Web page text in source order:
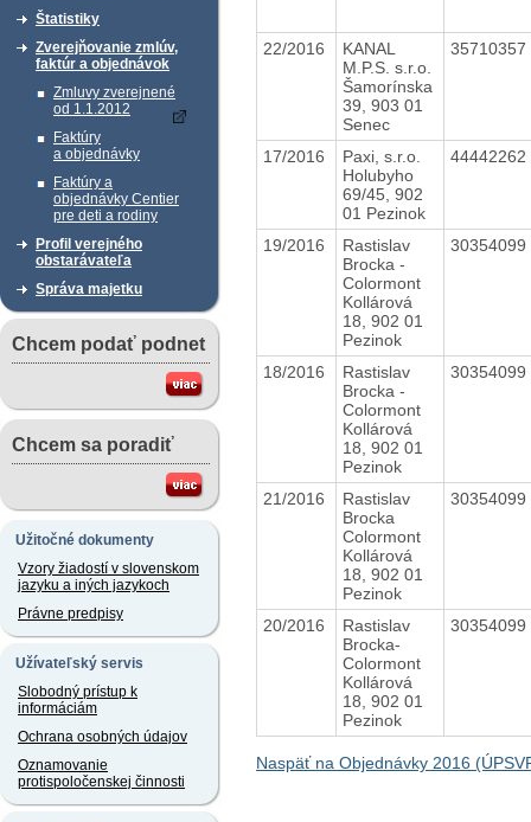
Štatistiky
Zverejňovanie zmlúv,
faktúr a objednávok
Zmluvy zverejnené
od 1.1.2012
Faktúry
a objednávky
Faktúry a
objednávky Centier
pre deti a rodiny
Profil verejného
obstarávateľa
Správa majetku
Chcem podať podnet
Chcem sa poradiť
Užitočné dokumenty
Vzory žiadostí v slovenskom
jazyku a iných jazykoch
Právne predpisy
Užívateľský servis
Slobodný prístup k
informáciám
Ochrana osobných údajov
Oznamovanie
protispoločenskej činnosti
22/2016
KANAL
M.P.S. s.r.o.
Šamorínska
39, 903 01
Senec
35710357
17/2016
Paxi, s.r.o.
Holubyho
69/45, 902
01 Pezinok
44442262
19/2016
Rastislav
Brocka -
Colormont
Kollárová
18, 902 01
Pezinok
30354099
18/2016
Rastislav
Brocka -
Colormont
Kollárová
18, 902 01
Pezinok
30354099
21/2016
Rastislav
Brocka
Colormont
Kollárová
18, 902 01
Pezinok
30354099
20/2016
Rastislav
Brocka-
Colormont
Kollárová
18, 902 01
Pezinok
30354099
Naspäť na Objednávky 2016